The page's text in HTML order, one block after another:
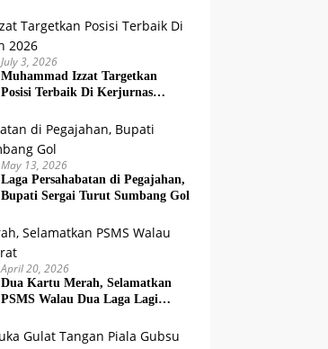
July 3, 2026
Muhammad Izzat Targetkan
Posisi Terbaik Di Kerjurnas
May 13, 2026
Laga Persahabatan di Pegajahan,
Bupati Sergai Turut Sumbang Gol
April 20, 2026
Dua Kartu Merah, Selamatkan
PSMS Walau Dua Laga Lagi